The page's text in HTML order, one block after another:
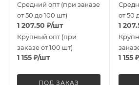
Средний опт (при заказе
от 50 до 100 шт)
1 207.50 ₽/шт
Крупный опт (при
заказе от 100 шт)
1 155 ₽/шт
ПОД ЗАКАЗ
от 50
1
1 155₽